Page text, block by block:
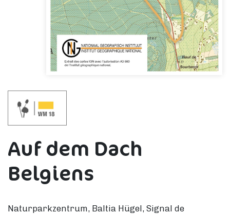
Auf dem Dach
Belgiens
Naturparkzentrum, Baltia Hügel, Signal de